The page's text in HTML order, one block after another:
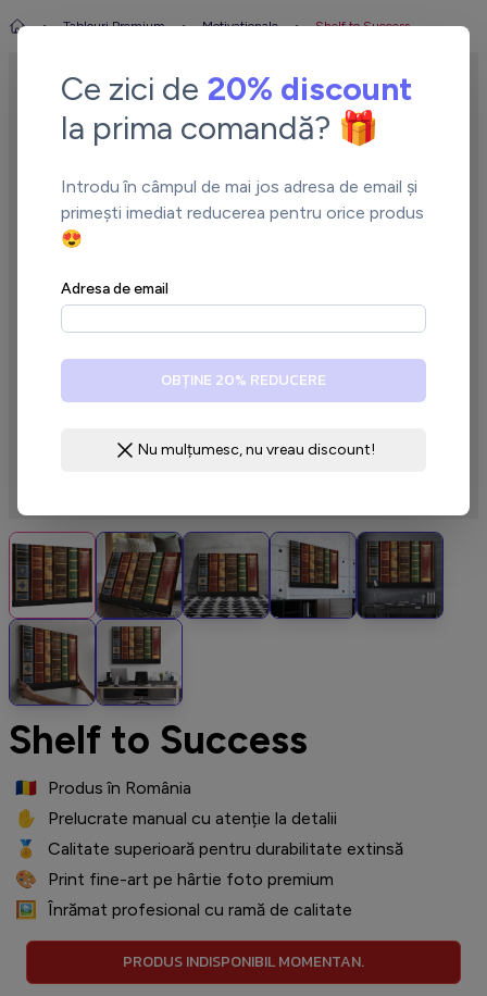
Tablouri Premium Motivationale Shelf to Success
Shelf to Success
🇷🇴
️ Produs în România
✋
️ Prelucrate manual cu atenție la detalii
🏅
️ Calitate superioară pentru durabilitate extinsă
🎨
️ Print fine-art pe hârtie foto premium
🖼️
️ Înrămat profesional cu ramă de calitate
PRODUS INDISPONIBIL MOMENTAN.
Ce zici de 20% discount
la prima comandă? 🎁
Introdu în câmpul de mai jos adresa de email și
primești imediat reducerea pentru orice produs
😍
Adresa de email
OBȚINE 20% REDUCERE
Nu mulțumesc, nu vreau discount!